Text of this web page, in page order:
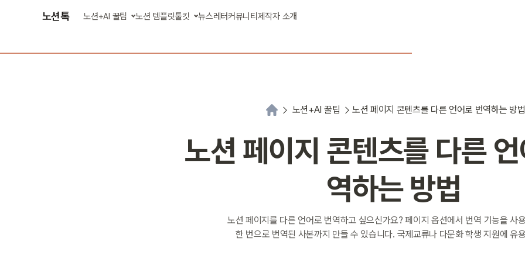
노션톡 노션+AI 꿀팁 노션 템플릿툴킷 뉴스레터커뮤니티 제작자 소개
노션+AI 꿀팁 노션 페이지 콘텐츠를 다른 언어로 번역하는 방법
노션 페이지 콘텐츠를 다른
역하는 방법
노션 페이지를 다른 언어로 번역하고 싶으신가요? 페이지 옵션에서 번역 기능을 사
한 번으로 번역된 사본까지 만들 수 있습니다. 국제교류나 다문화 학생 지원에 유